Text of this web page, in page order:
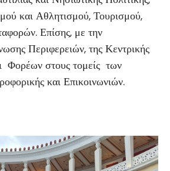
και Αθλητισμού, Τουρισμού,
Επίσης, με την
Περιφερειών, της Κεντρικής
στους τομείς των
και Επικοινωνιών.